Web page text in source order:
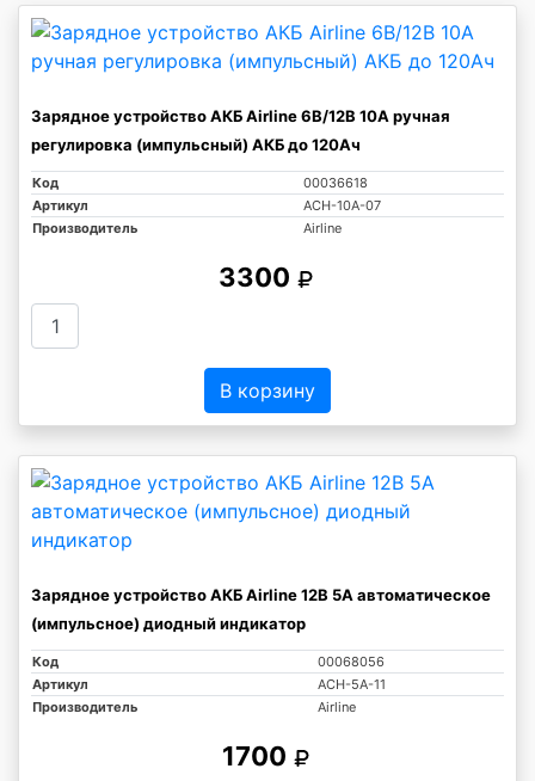
Зарядное устройство АКБ Airline 6В/12В 10А ручная
регулировка (импульсный) АКБ до 120Ач
Код
00036618
Артикул
ACH-10A-07
Производитель
Airline
3300
В корзину
Зарядное устройство АКБ Airline 12В 5А автоматическое
(импульсное) диодный индикатор
Код
00068056
Артикул
ACH-5A-11
Производитель
Airline
1700